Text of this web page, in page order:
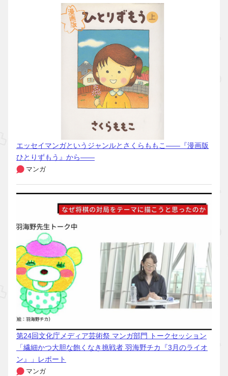
エッセイマンガというジャンルとさくらももこ――『漫画版
ひとりずもう』から――
マンガ
第24回文化庁メディア芸術祭 マンガ部門 トークセッション
「繊細かつ大胆な飽くなき挑戦者 羽海野チカ『3月のライオ
ン』」レポート
マンガ